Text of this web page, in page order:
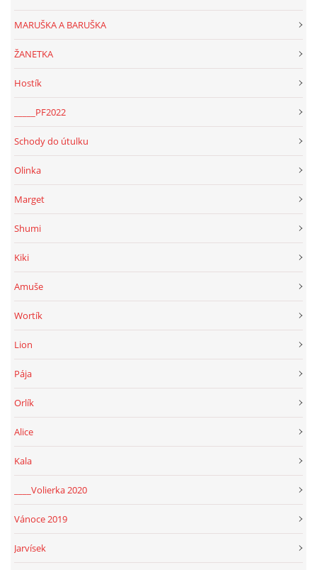
MARUŠKA A BARUŠKA
ŽANETKA
Hostík
_____PF2022
Schody do útulku
Olinka
Marget
Shumi
Kiki
Amuše
Wortík
Lion
Pája
Orlík
Alice
Kala
____Volierka 2020
Vánoce 2019
Jarvísek